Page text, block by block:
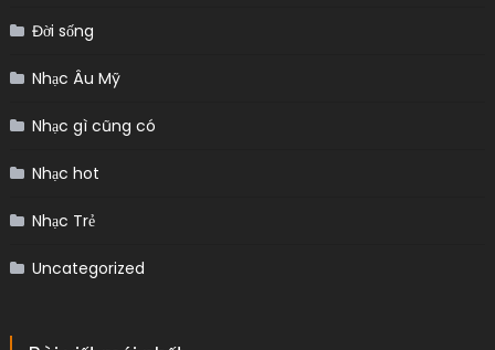
Nhạc Âu Mỹ
Nhạc gì cũng có
Nhạc hot
Nhạc Trẻ
Uncategorized